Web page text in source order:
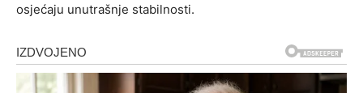
osjećaju unutrašnje stabilnosti.